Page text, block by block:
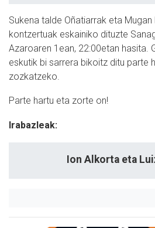
Sukena talde Oñatiarrak eta
kontzertuak eskainiko dituzte
Azaroaren 1ean, 22:00etan hasita.
eskutik bi sarrera bikoitz ditu parte
zozkatzeko.
Parte hartu eta zorte on!
Irabazleak:
Ion Alkorta eta